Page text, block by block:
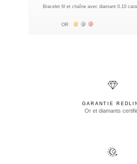
Bracelet fil et chaîne avec diamant 0.10
OR Жёлтое золото 18К
Белое золото 18К
Розовое золото
GARANTIE
Or et diamants